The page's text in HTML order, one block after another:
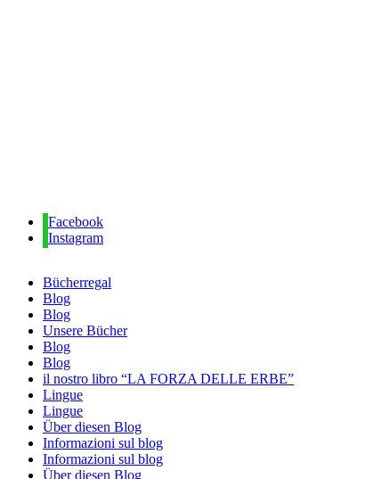
Facebook
Instagram
Bücherregal
Blog
Blog
Unsere Bücher
Blog
Blog
il nostro libro “LA FORZA DELLE ERBE”
Lingue
Lingue
Über diesen Blog
Informazioni sul blog
Informazioni sul blog
Über diesen Blog